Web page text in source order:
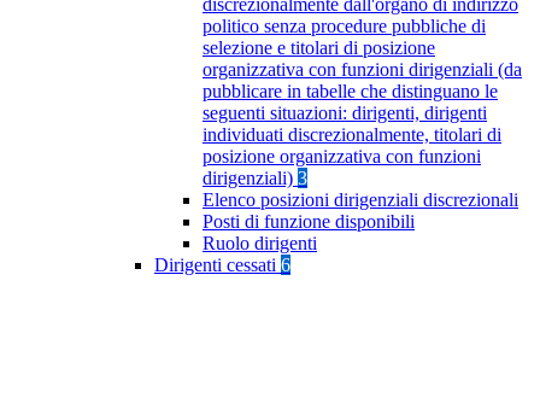
discrezionalmente dall'organo di indirizzo
politico senza procedure pubbliche di
selezione e titolari di posizione
organizzativa con funzioni dirigenziali (da
pubblicare in tabelle che distinguano le
seguenti situazioni: dirigenti, dirigenti
individuati discrezionalmente, titolari di
posizione organizzativa con funzioni
dirigenziali) 3
Elenco posizioni dirigenziali discrezionali
Posti di funzione disponibili
Ruolo dirigenti
Dirigenti cessati 6